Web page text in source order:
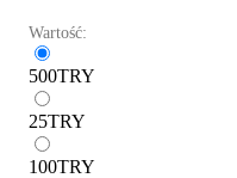
Wartość:
500TRY
25TRY
100TRY